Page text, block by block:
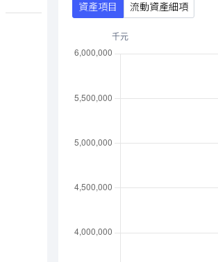
資產項目 流動資產細項